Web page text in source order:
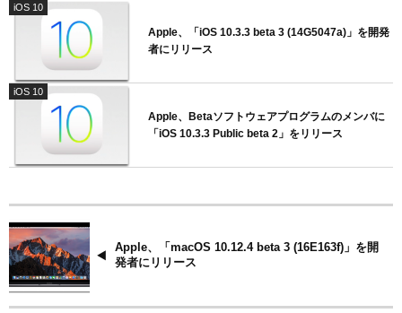
iOS 10
Apple、「iOS 10.3.3 beta 3 (14G5047a)」を開発
者にリリース
iOS 10
Apple、Betaソフトウェアプログラムのメンバに
「iOS 10.3.3 Public beta 2」をリリース
Apple、「macOS 10.12.4 beta 3 (16E163f)」を開
発者にリリース